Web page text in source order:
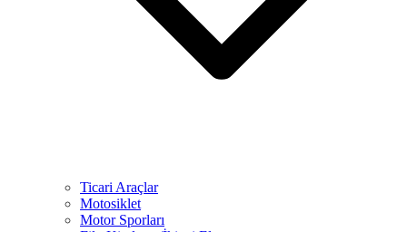
Ticari Araçlar
Motosiklet
Motor Sporları